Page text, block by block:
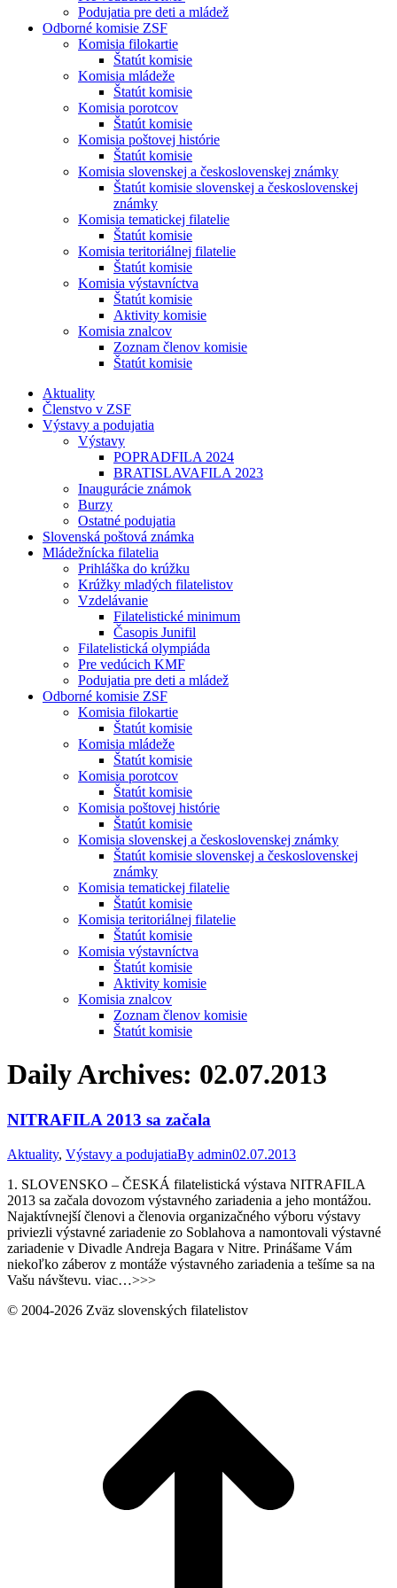
Podujatia pre deti a mládež
Odborné komisie ZSF
Komisia filokartie
Štatút komisie
Komisia mládeže
Štatút komisie
Komisia porotcov
Štatút komisie
Komisia poštovej histórie
Štatút komisie
Komisia slovenskej a československej známky
Štatút komisie slovenskej a československej
známky
Komisia tematickej filatelie
Štatút komisie
Komisia teritoriálnej filatelie
Štatút komisie
Komisia výstavníctva
Štatút komisie
Aktivity komisie
Komisia znalcov
Zoznam členov komisie
Štatút komisie
Aktuality
Členstvo v ZSF
Výstavy a podujatia
Výstavy
POPRADFILA 2024
BRATISLAVAFILA 2023
Inaugurácie známok
Burzy
Ostatné podujatia
Slovenská poštová známka
Mládežnícka filatelia
Prihláška do krúžku
Krúžky mladých filatelistov
Vzdelávanie
Filatelistické minimum
Časopis Junifil
Filatelistická olympiáda
Pre vedúcich KMF
Podujatia pre deti a mládež
Odborné komisie ZSF
Komisia filokartie
Štatút komisie
Komisia mládeže
Štatút komisie
Komisia porotcov
Štatút komisie
Komisia poštovej histórie
Štatút komisie
Komisia slovenskej a československej známky
Štatút komisie slovenskej a československej
známky
Komisia tematickej filatelie
Štatút komisie
Komisia teritoriálnej filatelie
Štatút komisie
Komisia výstavníctva
Štatút komisie
Aktivity komisie
Komisia znalcov
Zoznam členov komisie
Štatút komisie
Daily Archives: 02.07.2013
NITRAFILA 2013 sa začala
Aktuality, Výstavy a podujatiaBy admin02.07.2013
1. SLOVENSKO – ČESKÁ filatelistická výstava NITRAFILA
2013 sa začala dovozom výstavného zariadenia a jeho montážou.
Najaktívnejší členovi a členovia organizačného výboru výstavy
priviezli výstavné zariadenie zo Soblahova a namontovali výstavné
zariadenie v Divadle Andreja Bagara v Nitre. Prinášame Vám
niekoľko záberov z montáže výstavného zariadenia a tešíme sa na
Vašu návštevu. viac…>>>
© 2004-2026 Zväz slovenských filatelistov